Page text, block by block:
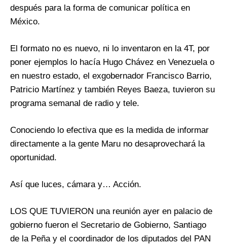
después para la forma de comunicar política en
México.
El formato no es nuevo, ni lo inventaron en la 4T, por
poner ejemplos lo hacía Hugo Chávez en Venezuela o
en nuestro estado, el exgobernador Francisco Barrio,
Patricio Martínez y también Reyes Baeza, tuvieron su
programa semanal de radio y tele.
Conociendo lo efectiva que es la medida de informar
directamente a la gente Maru no desaprovechará la
oportunidad.
Así que luces, cámara y… Acción.
LOS QUE TUVIERON una reunión ayer en palacio de
gobierno fueron el Secretario de Gobierno, Santiago
de la Peña y el coordinador de los diputados del PAN